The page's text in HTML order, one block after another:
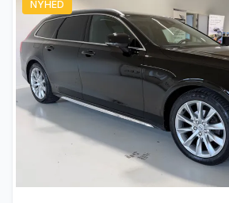
Automatisk lys
AUX tilslutning
Dæktryksystem
El-ruder
NYHED